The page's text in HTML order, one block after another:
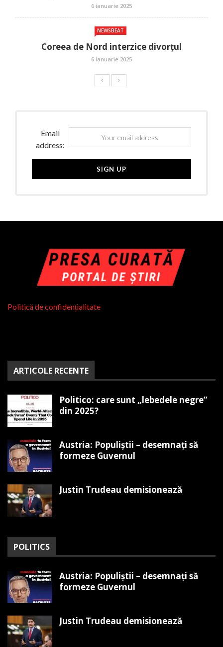
6 ianuarie 2025
NEWSBEAT
Coreea de Nord interzice divorțul
6 ianuarie 2025
Email
address:
Politică de confidențialitate
ARTICOLE RECENTE
Politico: care sunt „lebedele negre”
din 2025?
Austria: Populiștii – desemnați să
formeze Guvernul
Justin Trudeau demisionează
POLITICS
Austria: Populiștii – desemnați să
formeze Guvernul
Justin Trudeau demisionează